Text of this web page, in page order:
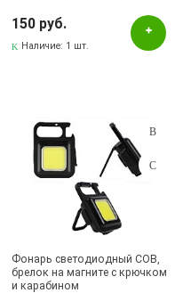
150 руб.
Наличие: 1 шт.
Фонарь светодиодный COB,
брелок на магните с крючком
и карабином